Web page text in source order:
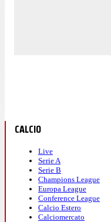
CALCIO
Live
Serie A
Serie B
Champions League
Europa League
Conference League
Calcio Estero
Calciomercato